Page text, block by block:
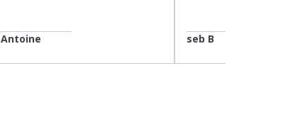
Antoine seb B